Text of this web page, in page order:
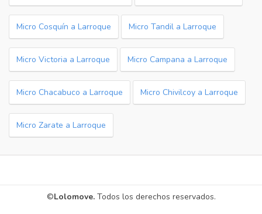
Micro Cosquín a Larroque Micro Tandil a Larroque
Micro Victoria a Larroque Micro Campana a Larroque
Micro Chacabuco a Larroque Micro Chivilcoy a Larroque
Micro Zarate a Larroque
©Lolomove. Todos los derechos reservados.